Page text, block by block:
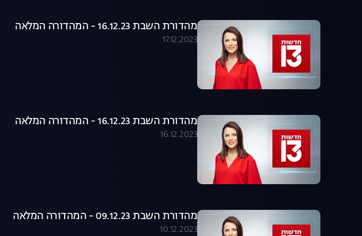
מהדורת השבת 16.12.23 - המהדורה המלאה
17.12.2023
מהדורת השבת 16.12.23 - המהדורה המלאה
16.12.2023
מהדורת השבת 09.12.23 - המהדורה המלאה
10.12.2023